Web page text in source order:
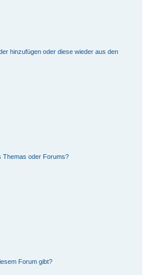
hinzufügen oder diese wieder aus den
Themas oder Forums?
Forum gibt?